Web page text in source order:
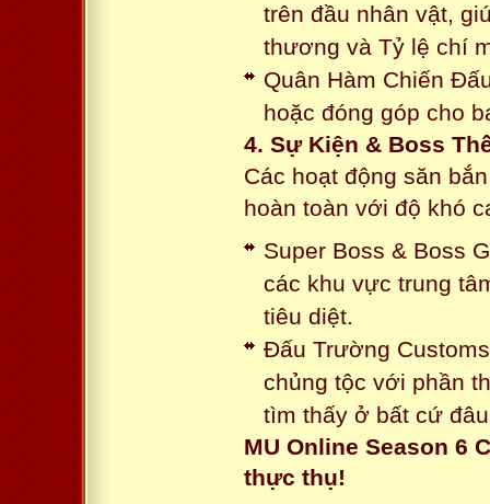
trên đầu nhân vật,
thương và Tỷ lệ chí
Quân Hàm Chiến
hoặc đóng góp cho
4. Sự Kiện & Boss
Các hoạt động săn
hoàn toàn với độ khó
Super Boss & Boss
các khu vực trung
tiêu diệt.
Đấu Trường
chủng tộc với phần
tìm thấy ở bất cứ
MU Online Season 6
thực thụ!